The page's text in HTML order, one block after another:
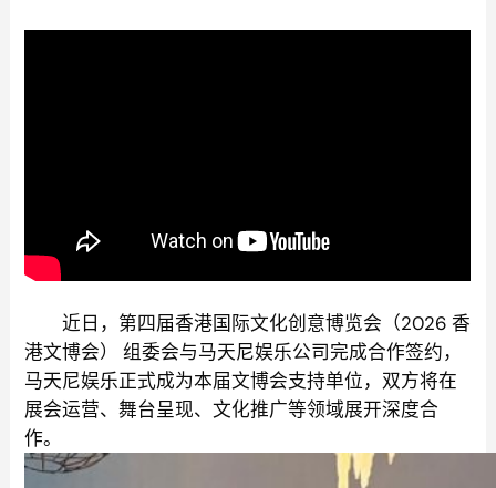
近日，第四届香港国际文化创意博览会（2026 香
港文博会） 组委会与马天尼娱乐公司完成合作签约，
马天尼娱乐正式成为本届文博会支持单位，双方将在
展会运营、舞台呈现、文化推广等领域展开深度合
作。